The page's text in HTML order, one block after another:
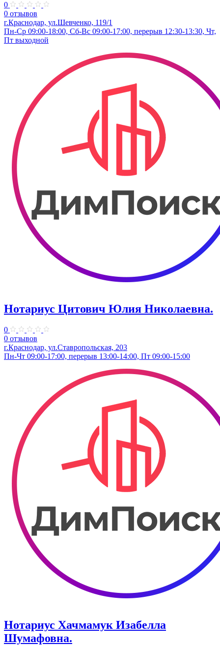
0
0 отзывов
г.Краснодар, ул.Шевченко, 119/1
Пн-Ср 09:00-18:00, Сб-Вс 09:00-17:00, перерыв 12:30-13:30, Чт,
Пт выходной
Нотариус Цитович Юлия Николаевна.
0
0 отзывов
г.Краснодар, ул.Ставропольская, 203
Пн-Чт 09:00-17:00, перерыв 13:00-14:00, Пт 09:00-15:00
Нотариус Хачмамук Изабелла
Шумафовна.